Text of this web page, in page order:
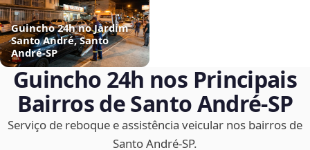
Guincho 24h no Jardim
Santo André, Santo
André‑SP
Guincho 24h nos Principais
Bairros de Santo André‑SP
Serviço de reboque e assistência veicular nos bairros de
Santo André‑SP.